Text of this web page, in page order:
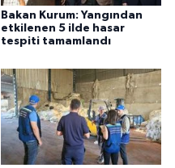
Bakan Kurum: Yangından
etkilenen 5 ilde hasar
tespiti tamamlandı